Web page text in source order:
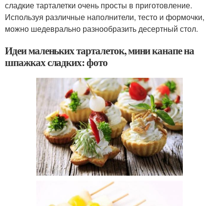
сладкие тарталетки очень просты в приготовление.
Используя различные наполнители, тесто и формочки,
можно шедеврально разнообразить десертный стол.
Идеи маленьких тарталеток, мини канапе на
шпажках сладких: фото